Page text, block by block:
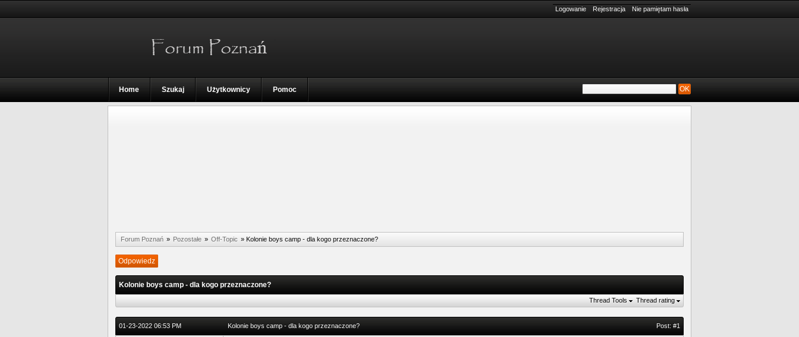
Logowanie Rejestracja Nie pamiętam hasła
Home Szukaj Użytkownicy Pomoc
Forum Poznań » Pozostałe » Off-Topic » Kolonie boys camp - dla kogo przeznaczone?
Odpowiedz
Kolonie boys camp - dla kogo przeznaczone?
Thread Tools Thread rating
01-23-2022 06:53 PM Kolonie boys camp - dla kogo przeznaczone? Post: #1